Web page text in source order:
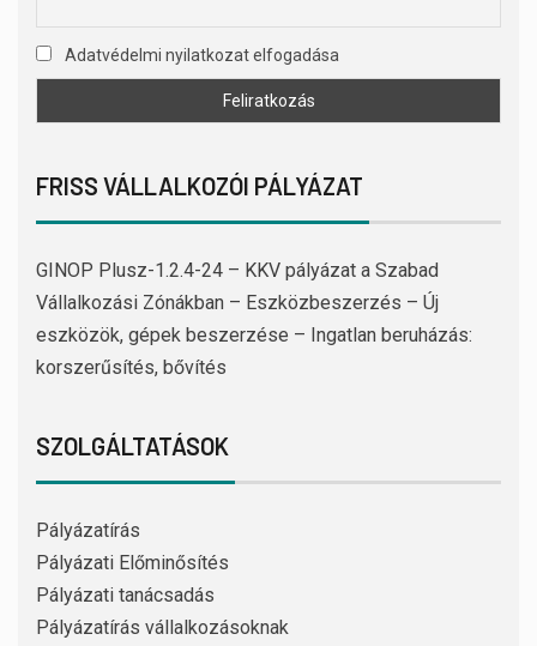
Adatvédelmi nyilatkozat elfogadása
FRISS VÁLLALKOZÓI PÁLYÁZAT
GINOP Plusz-1.2.4-24 – KKV pályázat a Szabad
Vállalkozási Zónákban – Eszközbeszerzés – Új
eszközök, gépek beszerzése – Ingatlan beruházás:
korszerűsítés, bővítés
SZOLGÁLTATÁSOK
Pályázatírás
Pályázati Előminősítés
Pályázati tanácsadás
Pályázatírás vállalkozásoknak